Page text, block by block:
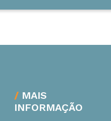
Eletricidade e
MAIS
INFORMAÇÃO